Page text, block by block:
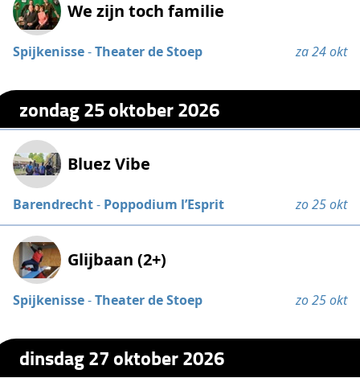
We zijn toch familie
Spijkenisse-Theater de Stoep za 24 okt
zondag 25 oktober 2026
Bluez Vibe
Barendrecht- Poppodium l’Esprit zo 25 okt
Glijbaan (2+)
Spijkenisse-Theater de Stoep zo 25 okt
dinsdag 27 oktober 2026